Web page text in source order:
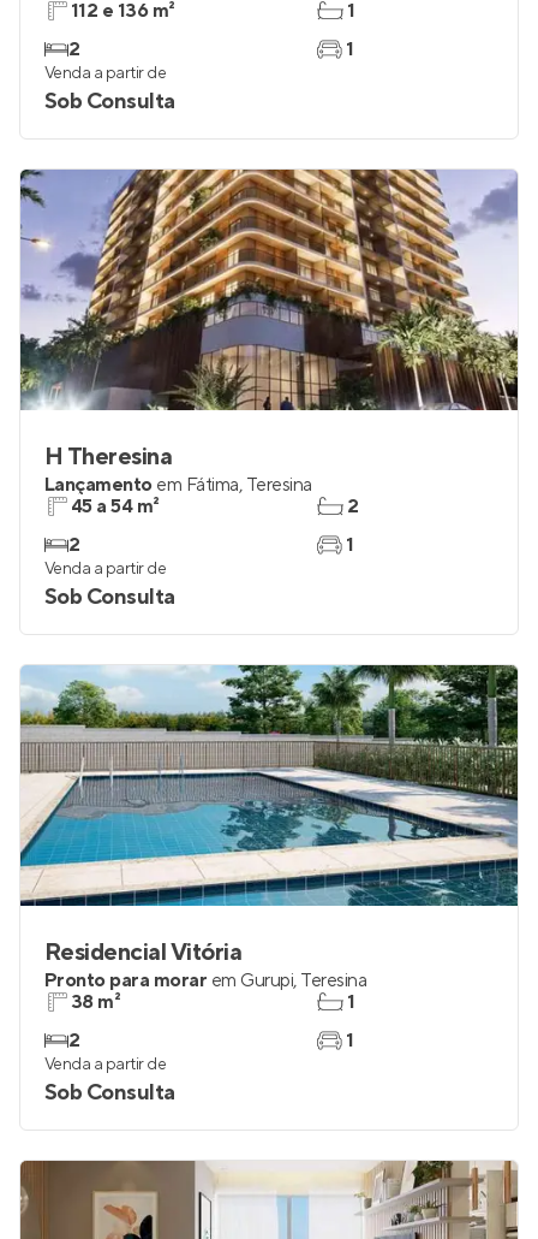
112 e 136 m²
2
1
1
Venda a partir de
Sob Consulta
H Theresina
Lançamento em Fátima, Teresina
45 a 54 m²
2
2
1
Venda a partir de
Sob Consulta
Residencial Vitória
Pronto para morar em Gurupi, Teresina
38 m²
2
1
1
Venda a partir de
Sob Consulta